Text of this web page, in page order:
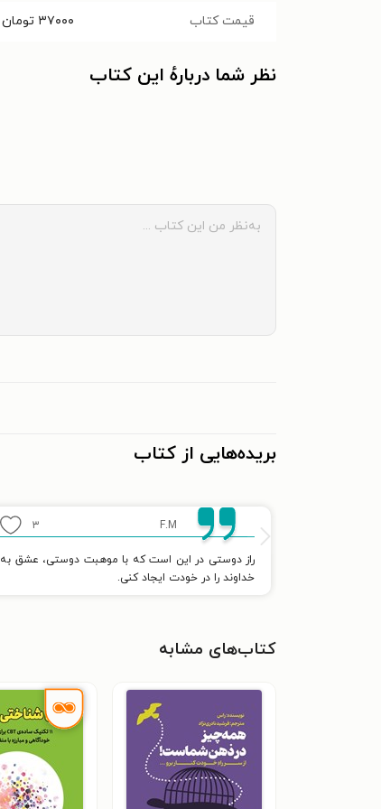
قیمت کتاب ۳۷۰۰۰ تومان
نظر شما دربارهٔ این کتاب
بریده‌هایی از کتاب
F.M ۳
راز دوستی در این است که با موهبت دوستی، عشق به
خداوند را در خودت ایجاد کنی.
کتاب‌های مشابه